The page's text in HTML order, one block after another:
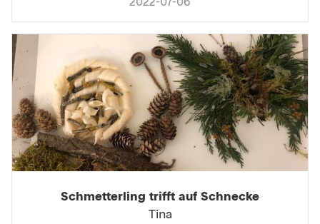
2022-07-06
Schmetterling trifft auf Schnecke
Tina